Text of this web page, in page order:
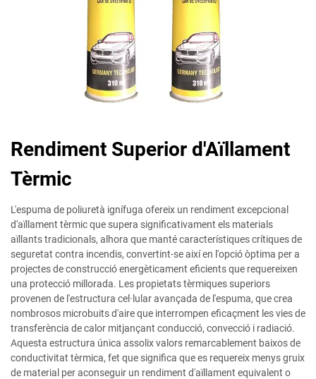
Rendiment Superior d'Aïllament
Tèrmic
L'espuma de poliuretà ignífuga ofereix un rendiment excepcional
d'aïllament tèrmic que supera significativament els materials
aïllants tradicionals, alhora que manté característiques crítiques de
seguretat contra incendis, convertint-se així en l'opció òptima per a
projectes de construcció energèticament eficients que requereixen
una protecció millorada. Les propietats tèrmiques superiors
provenen de l'estructura cel·lular avançada de l'espuma, que crea
nombrosos microbuits d'aire que interrompen eficaçment les vies de
transferència de calor mitjançant conducció, convecció i radiació.
Aquesta estructura única assolix valors remarcablement baixos de
conductivitat tèrmica, fet que significa que es requereix menys gruix
de material per aconseguir un rendiment d'aïllament equivalent o